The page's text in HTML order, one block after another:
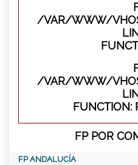
/VAR/WWW/
/VAR/WWW/
FUNCTION:
FP POR
FP ANDALUCÍA